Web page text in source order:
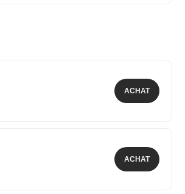
ACHAT
ACHAT